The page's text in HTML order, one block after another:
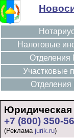
Налоговые
Участковые
Отделения
Юридическая
+7 (800) 350-
(Реклама jurik.ru)